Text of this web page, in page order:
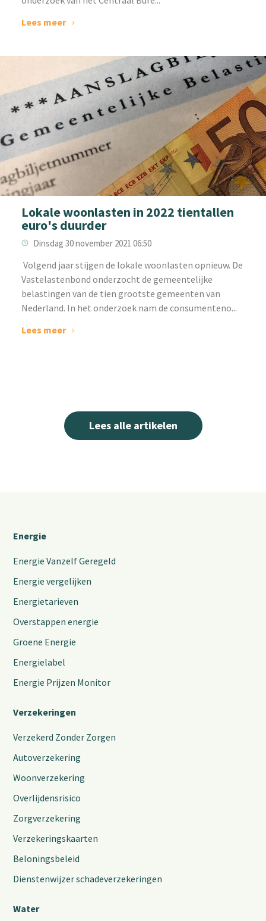
Lees meer
Lokale woonlasten in 2022 tientallen
euro's duurder
Dinsdag 30 november 2021 06:50
‌ Volgend jaar stijgen de lokale woonlasten opnieuw. De
Vastelastenbond onderzocht de gemeentelijke
belastingen van de tien grootste gemeenten van
Nederland. In het onderzoek nam de consumenteno...
Lees meer
Lees alle artikelen
Energie
Energie Vanzelf Geregeld
Energie vergelijken
Energietarieven
Overstappen energie
Groene Energie
Energielabel
Energie Prijzen Monitor
Verzekeringen
Verzekerd Zonder Zorgen
Autoverzekering
Woonverzekering
Overlijdensrisico
Zorgverzekering
Verzekeringskaarten
Beloningsbeleid
Dienstenwijzer schadeverzekeringen
Water